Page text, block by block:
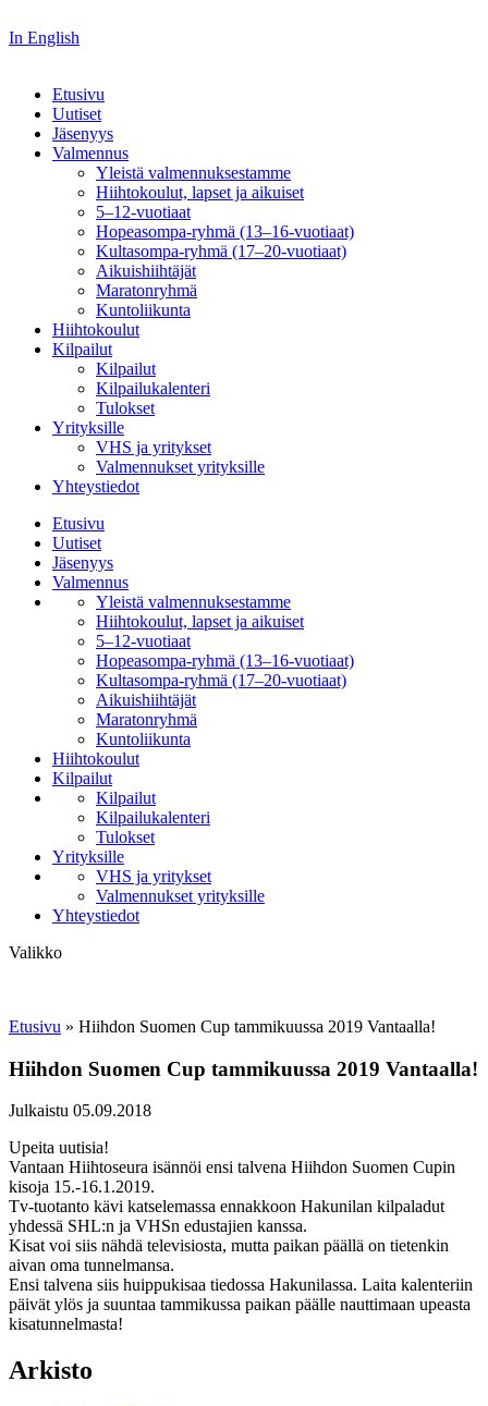
In English
Etusivu
Uutiset
Jäsenyys
Valmennus
Yleistä valmennuksestamme
Hiihtokoulut, lapset ja aikuiset
5–12-vuotiaat
Hopeasompa-ryhmä (13–16-vuotiaat)
Kultasompa-ryhmä (17–20-vuotiaat)
Aikuishiihtäjät
Maratonryhmä
Kuntoliikunta
Hiihtokoulut
Kilpailut
Kilpailut
Kilpailukalenteri
Tulokset
Yrityksille
VHS ja yritykset
Valmennukset yrityksille
Yhteystiedot
Etusivu
Uutiset
Jäsenyys
Valmennus
Yleistä valmennuksestamme
Hiihtokoulut, lapset ja aikuiset
5–12-vuotiaat
Hopeasompa-ryhmä (13–16-vuotiaat)
Kultasompa-ryhmä (17–20-vuotiaat)
Aikuishiihtäjät
Maratonryhmä
Kuntoliikunta
Hiihtokoulut
Kilpailut
Kilpailut
Kilpailukalenteri
Tulokset
Yrityksille
VHS ja yritykset
Valmennukset yrityksille
Yhteystiedot
Valikko
Etusivu » Hiihdon Suomen Cup tammikuussa 2019 Vantaalla!
Hiihdon Suomen Cup tammikuussa 2019 Vantaalla!
Julkaistu 05.09.2018
Upeita uutisia!
Vantaan Hiihtoseura isännöi ensi talvena Hiihdon Suomen Cupin
kisoja 15.-16.1.2019.
Tv-tuotanto kävi katselemassa ennakkoon Hakunilan kilpaladut
yhdessä SHL:n ja VHSn edustajien kanssa.
Kisat voi siis nähdä televisiosta, mutta paikan päällä on tietenkin
aivan oma tunnelmansa.
Ensi talvena siis huippukisaa tiedossa Hakunilassa. Laita kalenteriin
päivät ylös ja suuntaa tammikussa paikan päälle nauttimaan upeasta
kisatunnelmasta!
Arkisto